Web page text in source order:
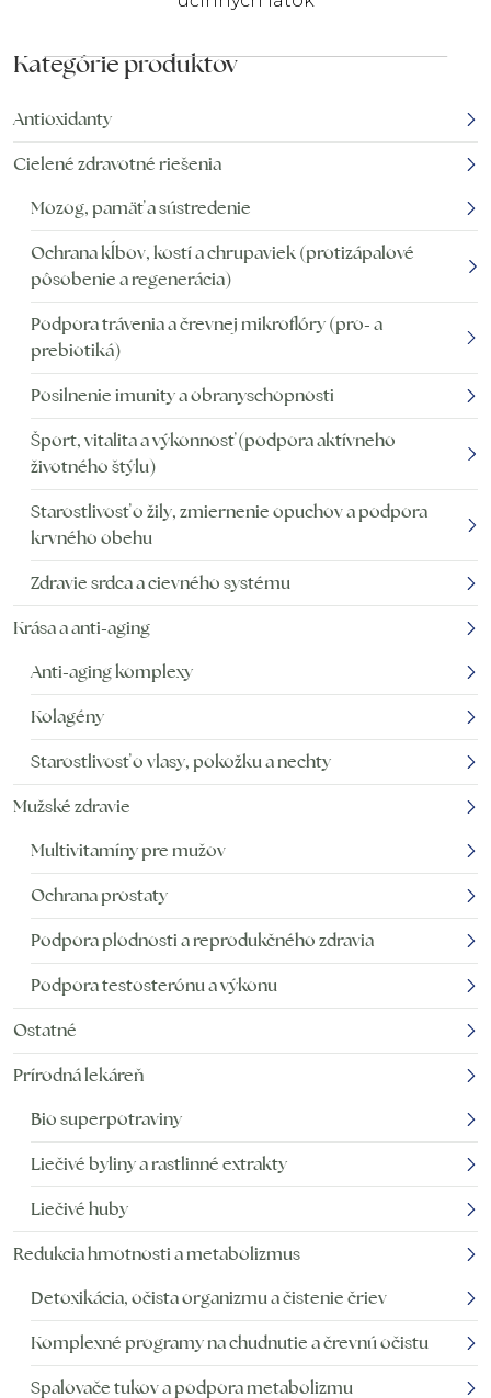
Kategórie produktov
Antioxidanty
Cielené zdravotné riešenia
Mozog, pamäť a sústredenie
Ochrana kĺbov, kostí a chrupaviek (protizápalové
pôsobenie a regenerácia)
Podpora trávenia a črevnej mikroflóry (pro- a
prebiotiká)
Posilnenie imunity a obranyschopnosti
Šport, vitalita a výkonnosť (podpora aktívneho
životného štýlu)
Starostlivosť o žily, zmiernenie opuchov a podpora
krvného obehu
Zdravie srdca a cievného systému
Krása a anti-aging
Anti-aging komplexy
Kolagény
Starostlivosť o vlasy, pokožku a nechty
Mužské zdravie
Multivitamíny pre mužov
Ochrana prostaty
Podpora plodnosti a reprodukčného zdravia
Podpora testosterónu a výkonu
Ostatné
Prírodná lekáreň
Bio superpotraviny
Liečivé byliny a rastlinné extrakty
Liečivé huby
Redukcia hmotnosti a metabolizmus
Detoxikácia, očista organizmu a čistenie čriev
Komplexné programy na chudnutie a črevnú očistu
Spalovače tukov a podpora metabolizmu